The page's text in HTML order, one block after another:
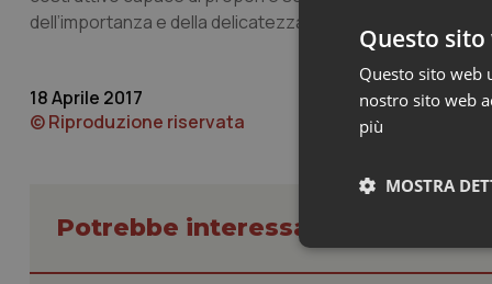
dell’importanza e della delicatezza dell’intero mondo
18 Aprile 2017
© Riproduzione riservata
Potrebbe interessarti in Regioni e
Questo
Questo sito web
nostro sito web
più
MOSTRA